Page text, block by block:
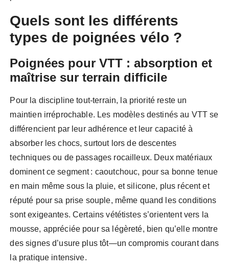
Quels sont les différents
types de poignées vélo ?
Poignées pour VTT : absorption et
maîtrise sur terrain difficile
Pour la discipline tout-terrain, la priorité reste un
maintien irréprochable. Les modèles destinés au VTT se
différencient par leur adhérence et leur capacité à
absorber les chocs, surtout lors de descentes
techniques ou de passages rocailleux. Deux matériaux
dominent ce segment : caoutchouc, pour sa bonne tenue
en main même sous la pluie, et silicone, plus récent et
réputé pour sa prise souple, même quand les conditions
sont exigeantes. Certains vététistes s’orientent vers la
mousse, appréciée pour sa légèreté, bien qu’elle montre
des signes d’usure plus tôt—un compromis courant dans
la pratique intensive.